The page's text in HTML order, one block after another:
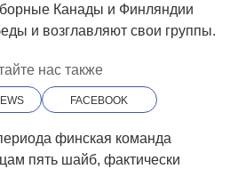
Канады и Финляндии
и возглавляют свои группы.
нас также
FACEBOOK
финская команда
пять шайб, фактически